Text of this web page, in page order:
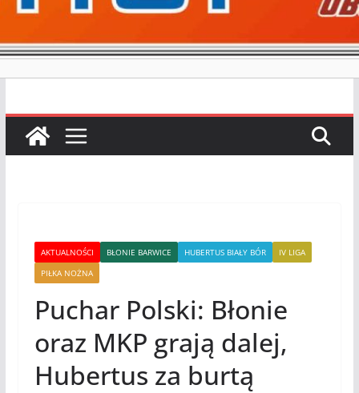
AKTUALNOŚCI BŁONIE BARWICE HUBERTUS BIAŁY BÓR
IV LIGA
PIŁKA NOŻNA
Puchar Polski: Błonie
oraz MKP grają dalej,
Hubertus za burtą